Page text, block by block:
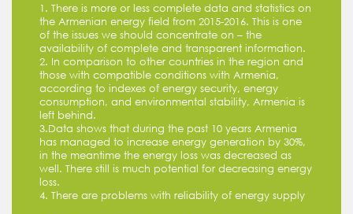
1. There is more or less complete data and statistics on
the Armenian energy field from 2015-2016. This is one
of the issues we should concentrate on – the
availability of complete and transparent information.
2. In comparison to other countries in the region and
those with compatible conditions with Armenia,
according to indexes of energy security, energy
consumption, and environmental stability, Armenia is
left behind.
3.Data shows that during the past 10 years Armenia
has managed to increase energy generation by 30%,
in the meantime the energy loss was decreased as
well. There still is much potential for decreasing energy
loss.
4. There are problems with reliability of energy supply